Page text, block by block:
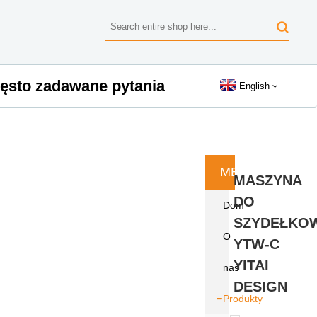
zadawane pytania English
MENU
Dom
O
nas
Produkty
MASZYNA
DO
YTW-C
YITAI
DESIGN